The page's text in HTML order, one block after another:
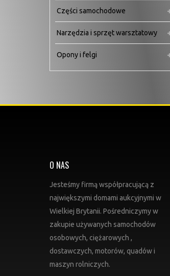
Części samochodowe
Narzędzia i sprzęt warsztatowy
Opony i felgi
O NAS
Jesteśmy firmą współpracującą z
największymi domami aukcyjnymi w
Wielkiej Brytanii. Pośredniczymy w
zakupie używanych samochodów
osobowych, ciężarowych ,
dostawczych, motorów, quadów i
maszyn rolniczych.